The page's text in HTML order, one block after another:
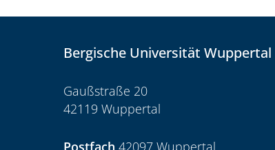
Bergische Universität Wuppertal
Gaußstraße 20
42119 Wuppertal
Postfach 42097 Wuppertal